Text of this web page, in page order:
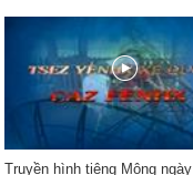
Truyền hình tiêng Mông ngày